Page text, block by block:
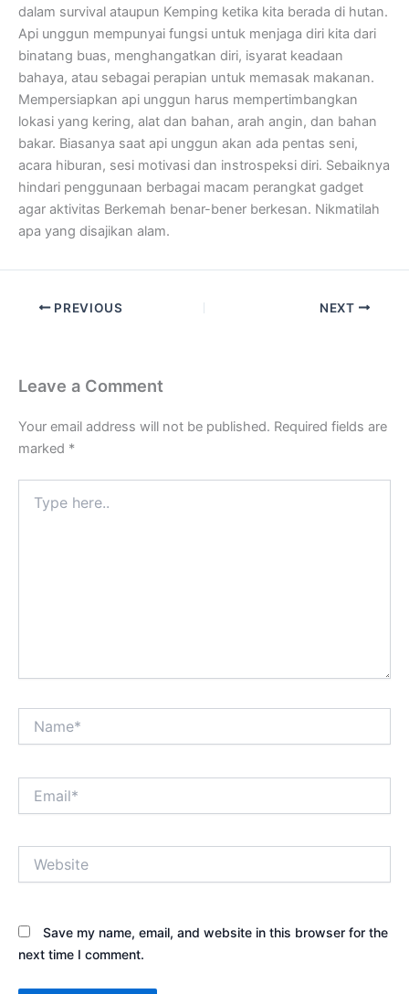
dalam survival ataupun Kemping ketika kita berada di hutan.
Api unggun mempunyai fungsi untuk menjaga diri kita dari
binatang buas, menghangatkan diri, isyarat keadaan
bahaya, atau sebagai perapian untuk memasak makanan.
Mempersiapkan api unggun harus mempertimbangkan
lokasi yang kering, alat dan bahan, arah angin, dan bahan
bakar. Biasanya saat api unggun akan ada pentas seni,
acara hiburan, sesi motivasi dan instrospeksi diri. Sebaiknya
hindari penggunaan berbagai macam perangkat gadget
agar aktivitas Berkemah benar-bener berkesan. Nikmatilah
apa yang disajikan alam.
PREVIOUS NEXT
Leave a Comment
Your email address will not be published. Required fields are
marked *
here..
Save my name, email, and website in this browser for the
next time I comment.